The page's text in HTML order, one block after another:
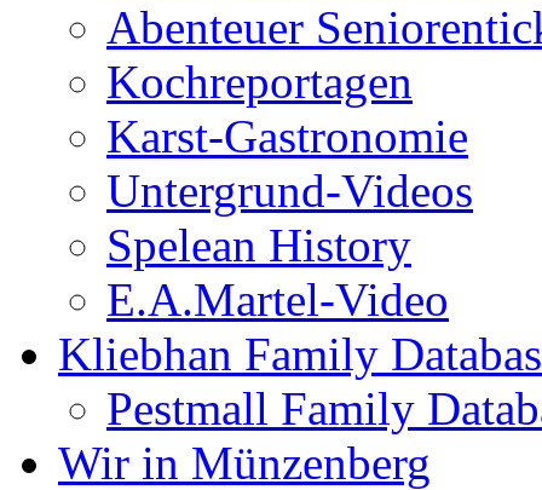
Abenteuer
Kochreportagen
Karst-Gastronomie
Untergrund-Videos
Spelean History
E.A.Martel-Video
Kliebhan Family
Pestmall Family
Wir in Münzenberg